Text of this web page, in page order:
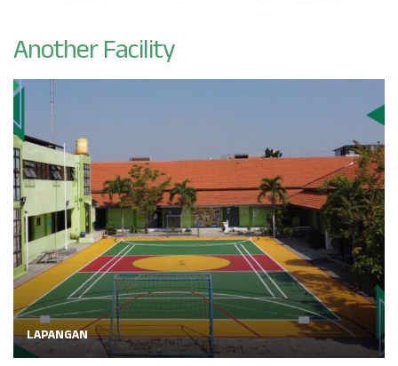
Another Facility
LAPANGAN